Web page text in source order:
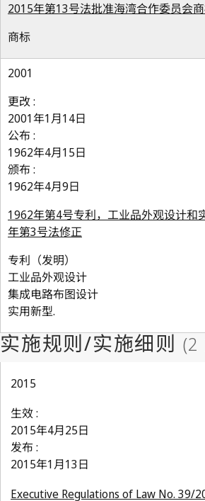
2015年第13号法批准海湾合作委员会
商标
2001
更改 :
2001年1月14日
公布 :
1962年4月15日
颁布 :
1962年4月9日
1962年第4号专利，工业品外观设计和
年第3号法修正
专利（发明）
工业品外观设计
集成电路布图设计
实用新型.
2015
生效 :
2015年4月25日
发布 :
2015年1月13日
Executive Regulations of Law No. 39/